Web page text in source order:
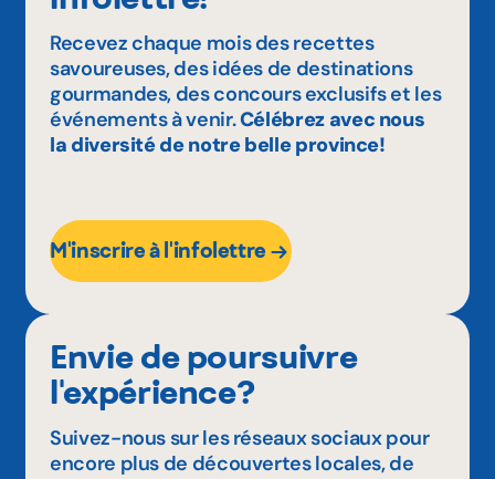
Recevez chaque mois des recettes
savoureuses, des idées de destinations
gourmandes, des concours exclusifs et les
événements à venir.Célébrez avec nous
la diversité de notre belle province!
M'inscrire à l'infolettre
Envie de poursuivre
l'expérience?
Suivez-nous sur les réseaux sociaux pour
encore plus de découvertes locales, de